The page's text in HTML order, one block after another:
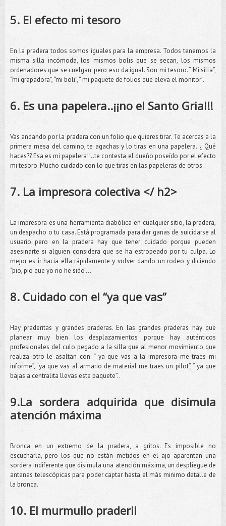
5. El efecto mi tesoro
En la pradera todos somos iguales para la empresa. Todos tenemos la
misma silla incómoda, los mismos bolis que se secan, los mismos
ordenadores que se cuelgan, pero eso da igual. Son mi tesoro. “ Mi silla”,
“mi grapadora”, “mi boli”, “ mi paquete de folios que eleva el monitor”.
6. Es una papelera..¡¡no el Santo Grial!!
Vas andando por la pradera con un folio que quieres tirar. Te acercas a la
primera mesa del camino, te agachas y lo tiras en una papelera. ¿ Qué
haces?? Esa es mi papelera!!..te contesta el dueño poseído por el efecto
mi tesoro. Mucho cuidado con lo que tiras en las papeleras de otros..
7. La impresora colectiva </ h2>
La impresora es una herramienta diabólica en cualquier sitio, la pradera,
un despacho o tu casa. Está programada para dar ganas de suicidarse al
usuario..pero en la pradera hay que tener cuidado porque pueden
asesinarte si alguien considera que se ha estropeado por tu culpa. Lo
mejor es ir hacia ella rápidamente y volver dando un rodeo y diciendo
“pio, pio que yo no he sido”…
8. Cuidado con el “ya que vas”
Hay praderitas y grandes praderas. En las grandes praderas hay que
planear muy bien los desplazamientos porque hay auténticos
profesionales del culo pegado a la silla que al menor movimiento que
realiza otro le asaltan con: “ ya que vas a la impresora me traes mi
informe”, “ya que vas al armario de material me traes un pilot”, “ ya que
bajas a centralita llevas este paquete”..
9.La sordera adquirida que disimula
atención máxima
Bronca en un extremo de la pradera, a gritos. Es imposible no
escucharla, pero los que no están metidos en el ajo aparentan una
sordera indiferente que disimula una atención máxima, un despliegue de
antenas telescópicas para poder captar hasta el más minimo detalle de
la bronca.
10. El murmullo praderil